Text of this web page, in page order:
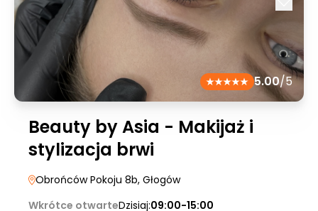
5.00/5
Beauty by Asia - Makijaż i
stylizacja brwi
Obrońców Pokoju 8b, Głogów
Wkrótce otwarteDzisiaj:09:00-15:00